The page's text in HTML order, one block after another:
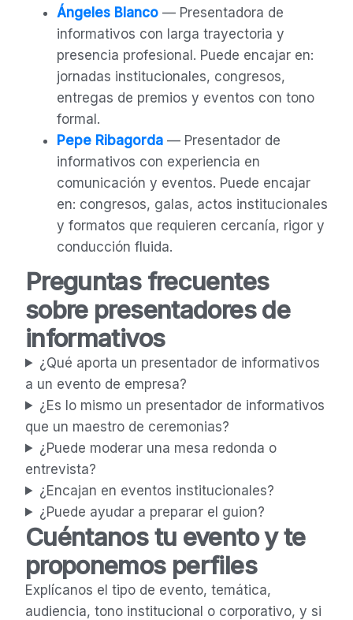
Ángeles Blanco— Presentadora de
informativos con larga trayectoria y
presencia profesional. Puede encajar en:
jornadas institucionales, congresos,
entregas de premios y eventos con tono
formal.
Pepe Ribagorda— Presentador de
informativos con experiencia en
comunicación y eventos. Puede encajar
en: congresos, galas, actos institucionales
y formatos que requieren cercanía, rigor y
conducción fluida.
Preguntas frecuentes
sobre presentadores de
informativos
¿Qué aporta un presentador de informativos
a un evento de empresa?
¿Es lo mismo un presentador de informativos
que un maestro de ceremonias?
¿Puede moderar una mesa redonda o
entrevista?
¿Encajan en eventos institucionales?
¿Puede ayudar a preparar el guion?
Cuéntanos tu evento y te
proponemos perfiles
Explícanos el tipo de evento, temática,
audiencia, tono institucional o corporativo, y si